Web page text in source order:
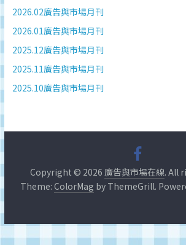
究
品
牌、
銷
的
刊
媒
體
2026.02廣告與市場月刊
2026.01廣告與市場月刊
2025.12廣告與市場月刊
2025.11廣告與市場月刊
2025.10廣告與市場月刊
Copyright © 2026 廣告與市場在線. All
Theme:ColorMag by ThemeGrill.